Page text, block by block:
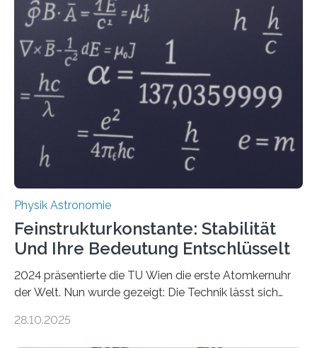
Physik Astronomie
Feinstrukturkonstante: Stabilität
Und Ihre Bedeutung Entschlüsselt
2024 präsentierte die TU Wien die erste Atomkernuhr
der Welt. Nun wurde gezeigt: Die Technik lässt sich
fundamentalen Physik nachzugehen. Thorium-
28.10.2025